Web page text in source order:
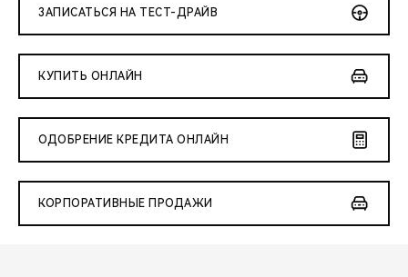
НАШИ МЕРОПРИЯТИЯ
CHERY ДЛЯ ДЕТЕЙ
ЗАПИСАТЬСЯ НА ТЕСТ-ДРАЙВ
КУПИТЬ ОНЛАЙН
ОДОБРЕНИЕ КРЕДИТА ОНЛАЙН
КОРПОРАТИВНЫЕ ПРОДАЖИ